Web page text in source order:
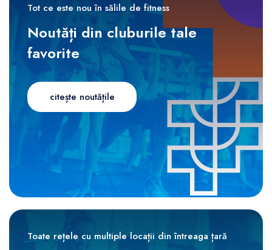
Tot ce este nou în sălile de fitness
Noutăți din cluburile tale
favorite
citește noutățile
Toate rețele cu multiple locații din întreaga țară